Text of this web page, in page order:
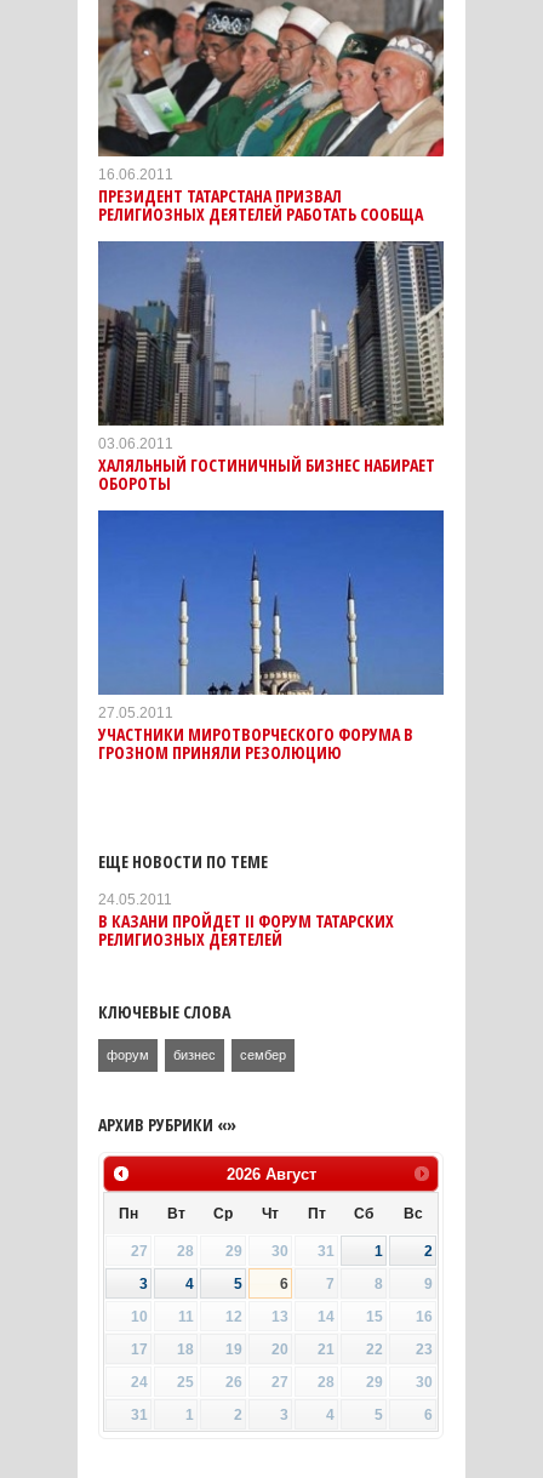
16.06.2011
ПРЕЗИДЕНТ ТАТАРСТАНА ПРИЗВАЛ
РЕЛИГИОЗНЫХ ДЕЯТЕЛЕЙ РАБОТАТЬ СООБЩА
03.06.2011
ХАЛЯЛЬНЫЙ ГОСТИНИЧНЫЙ БИЗНЕС НАБИРАЕТ
ОБОРОТЫ
27.05.2011
УЧАСТНИКИ МИРОТВОРЧЕСКОГО ФОРУМА В
ГРОЗНОМ ПРИНЯЛИ РЕЗОЛЮЦИЮ
ЕЩЕ НОВОСТИ ПО ТЕМЕ
24.05.2011
В КАЗАНИ ПРОЙДЕТ II ФОРУМ ТАТАРСКИХ
РЕЛИГИОЗНЫХ ДЕЯТЕЛЕЙ
КЛЮЧЕВЫЕ СЛОВА
форум бизнес сембер
АРХИВ РУБРИКИ «»
2026 Август
Пн Вт Ср Чт Пт Сб Вс
27 28 29 30 31 1
2
3
4 5 6 7 8
9
10
11 12 13 14 15
16
17
18 19 20 21 22
23
24
25 26 27 28 29
30
31
1 2 3 4 5 6